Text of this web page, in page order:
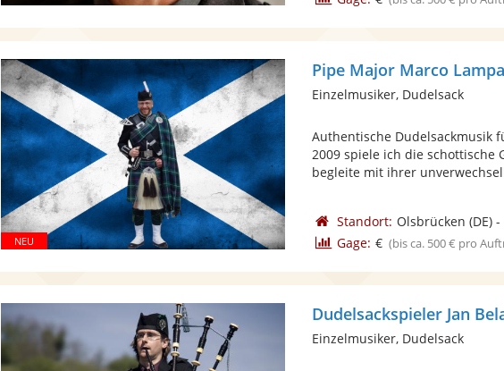
Pipe Major Marco
Einzelmusiker, Dudelsack
Authentische Dudelsackmusik
2009 spiele ich die schottische
begleite mit ihrer
Standort: Olsbrücken (DE)-
Gage: € (bis ca. 500 € pro
Dudelsackspieler Jan
Einzelmusiker, Dudelsack